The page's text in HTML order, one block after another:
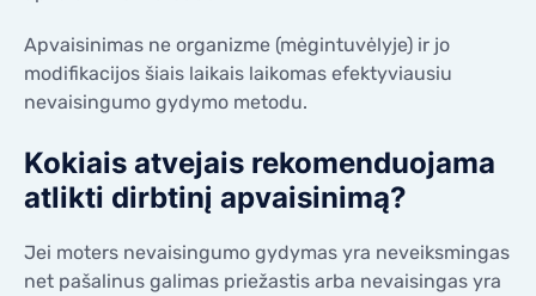
Apvaisinimas ne organizme (mėgintuvėlyje) ir jo
modifikacijos šiais laikais laikomas efektyviausiu
nevaisingumo gydymo metodu.
Kokiais atvejais rekomenduojama
atlikti dirbtinį apvaisinimą?
Jei moters nevaisingumo gydymas yra neveiksmingas
net pašalinus galimas priežastis arba nevaisingas yra